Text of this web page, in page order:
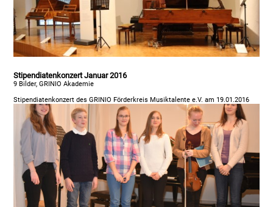
Stipendiatenkonzert Januar 2016
9 Bilder, GRINIO Akademie
Stipendiatenkonzert des GRINIO Förderkreis Musiktalente e.V. am 19.01.2016